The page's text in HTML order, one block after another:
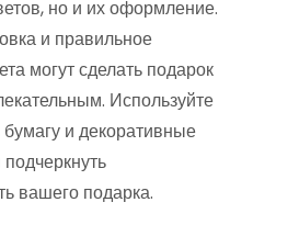
но и их оформление.
и правильное
могут сделать подарок
Используйте
и декоративные
вашего подарка.